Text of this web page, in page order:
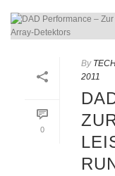
0
By
2011